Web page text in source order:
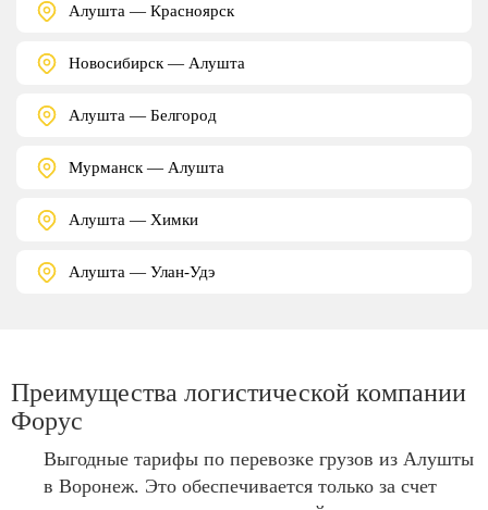
Алушта — Красноярск
Новосибирск — Алушта
Алушта — Белгород
Мурманск — Алушта
Алушта — Химки
Алушта — Улан-Удэ
Преимущества логистической компании
Форус
Выгодные тарифы по перевозке грузов из Алушты
в Воронеж. Это обеспечивается только за счет